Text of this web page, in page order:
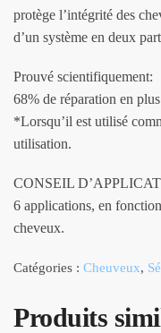
protège l’intégrité des
d’un système en deux
Prouvé scientifiquement:
68% de réparation en
*Lorsqu’il est utilisé
utilisation.
CONSEIL
6 applications, en
cheveux.
Catégories : Cheuveux,
Produits